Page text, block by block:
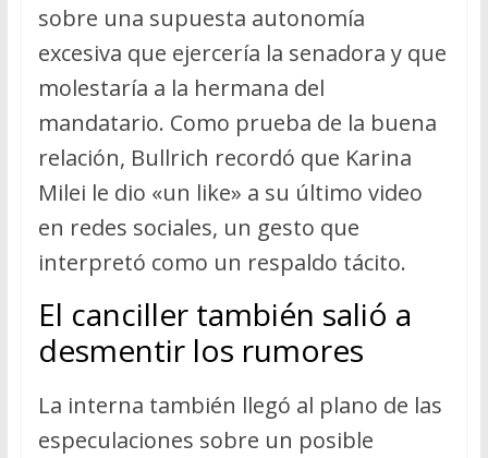
sobre una supuesta autonomía
excesiva que ejercería la senadora y que
molestaría a la hermana del
mandatario. Como prueba de la buena
relación, Bullrich recordó que Karina
Milei le dio «un like» a su último video
en redes sociales, un gesto que
interpretó como un respaldo tácito.
El canciller también salió a
desmentir los rumores
La interna también llegó al plano de las
especulaciones sobre un posible